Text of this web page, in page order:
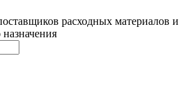
расходных материалов и